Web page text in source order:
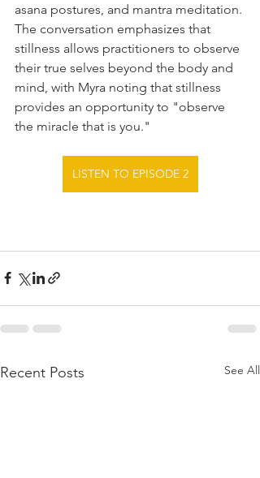
asana postures, and mantra meditation.
The conversation emphasizes that
stillness allows practitioners to observe
their true selves beyond the body and
mind, with Myra noting that stillness
provides an opportunity to "observe
the miracle that is you."
LISTEN TO EPISODE 2
Recent Posts See All